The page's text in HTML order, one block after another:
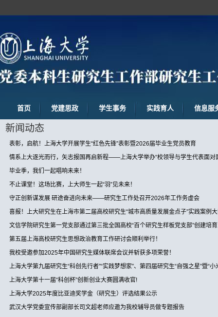
首页 党建思政 学生事务 实践育人 信息服
新闻动态
表彰，启航！上海大学开展学生“红色先锋”表彰暨2026届毕业生党员教育
情系上大逐光而行，矢志报国再启新程——上海大学举办“校领导与学生代表面对
毕业季，我们一起唱响未来！
不止课堂！这场比赛，上大师生一起“羽”见未来！
守正创新谋发展 研途奋进向未来——研究生工作处召开2026年工作务虚会
喜报！上大研究生在上海市第二届高校研究生“城市高质量发展金点子”实践案例
文信学院研究生第一党支部通过第三批全国高校“百个研究生样板党支部”创建培
第五届上海高校研究生思想政治教育工作研讨会顺利举行！
我校受邀参加2025年中国研究生媒体联席会议并斩获多项荣誉！
上海大学第九届研究生“科创先行者”“实践梦想家”、第四届研究生“自强之星”暨“
上海大学第十一届“科创杯”创新创业大赛圆满收官!
上海大学2025年度比亚迪奖学金（研究生）评选结果公示
武汉大学党委宣传部副部长司文超老师应邀为我校辅导员做专题报告